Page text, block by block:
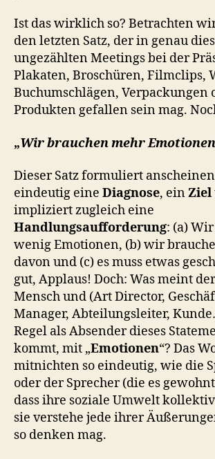
Ist das wirklich so? Betrachten
den letzten Satz, der in genau
ungezählten Meetings bei der
Plakaten, Broschüren, Filmclips,
Buchumschlägen, Verpackungen
Produkten gefallen sein mag.
„Wir brauchen mehr
Dieser Satz formuliert
eindeutig eine Diagnose, einZiel
impliziert zugleich eine
Handlungsaufforderung: (a)
wenig Emotionen, (b) wir
davon und (c) es muss etwas
gut, Applaus! Doch: Was meint
Mensch und (Art Director,
Manager, Abteilungsleiter,
Regel als Absender dieses
kommt, mit „Emotionen“? Das
mitnichten so eindeutig, wie die
oder der Sprecher (die es
dass ihre soziale Umwelt
sie verstehe jede ihrer
so denken mag.